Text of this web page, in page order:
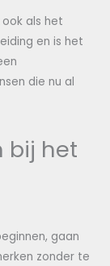
als het
en is het
die nu al
bij het
gaan
zonder te